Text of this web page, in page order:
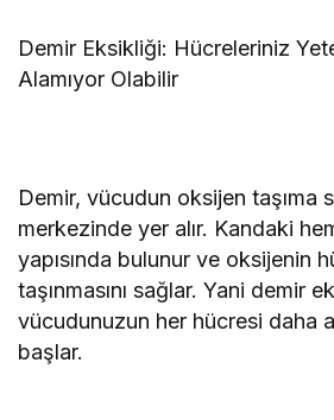
Demir Eksikliği: Hücreleriniz
Alamıyor Olabilir
Demir, vücudun oksijen taşıma
merkezinde yer alır. Kandaki
yapısında bulunur ve oksijenin
taşınmasını sağlar. Yani demir
vücudunuzun her hücresi daha
başlar.